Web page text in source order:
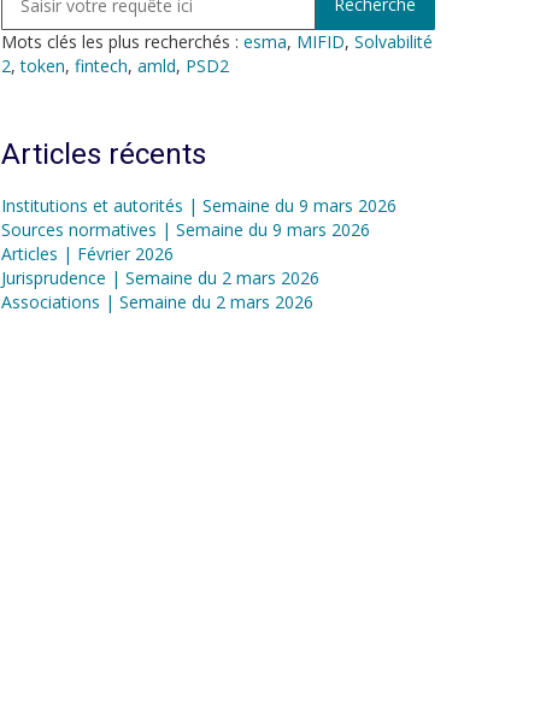
Mots clés les plus recherchés : esma, MIFID, Solvabilité
2,token, fintech, amld, PSD2
Articles récents
Institutions et autorités | Semaine du 9 mars 2026
Sources normatives | Semaine du 9 mars 2026
Articles | Février 2026
Jurisprudence | Semaine du 2 mars 2026
Associations | Semaine du 2 mars 2026